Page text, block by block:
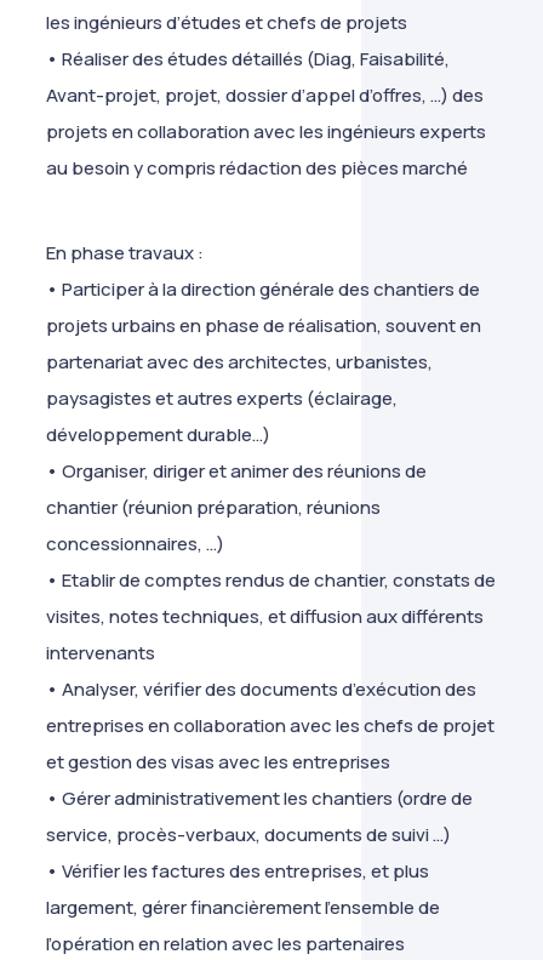
les ingénieurs d’études et chefs de projets
• Réaliser des études détaillés (Diag, Faisabilité,
Avant-projet, projet, dossier d’appel d’offres, …) des
projets en collaboration avec les ingénieurs experts
au besoin y compris rédaction des pièces marché
En phase travaux :
• Participer à la direction générale des chantiers de
projets urbains en phase de réalisation, souvent en
partenariat avec des architectes, urbanistes,
paysagistes et autres experts (éclairage,
développement durable…)
• Organiser, diriger et animer des réunions de
chantier (réunion préparation, réunions
concessionnaires, …)
• Etablir de comptes rendus de chantier, constats de
visites, notes techniques, et diffusion aux différents
intervenants
• Analyser, vérifier des documents d’exécution des
entreprises en collaboration avec les chefs de projet
et gestion des visas avec les entreprises
• Gérer administrativement les chantiers (ordre de
service, procès-verbaux, documents de suivi …)
• Vérifier les factures des entreprises, et plus
largement, gérer financièrement l’ensemble de
l’opération en relation avec les partenaires